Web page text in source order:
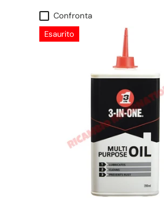
Confronta
Esaurito